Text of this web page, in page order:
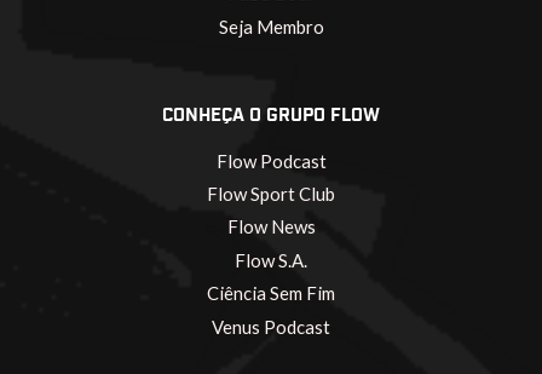
Seja Membro
CONHEÇA O GRUPO FLOW
Flow Podcast
Flow Sport Club
Flow News
Flow S.A.
Ciência Sem Fim
Venus Podcast